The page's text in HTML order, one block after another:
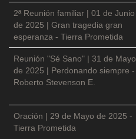
2ª Reunión familiar | 01 de Junio
de 2025 | Gran tragedia gran
esperanza - Tierra Prometida
Reunión "Sé Sano" | 31 de Mayo
de 2025 | Perdonando siempre -
Roberto Stevenson E.
Oración | 29 de Mayo de 2025 -
Tierra Prometida